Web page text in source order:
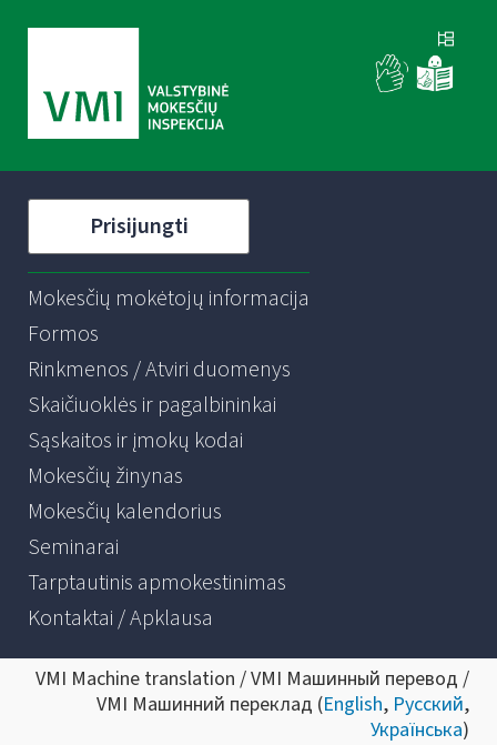
Prisijungti
Mokesčių mokėtojų informacija
Formos
Rinkmenos / Atviri duomenys
Skaičiuoklės ir pagalbininkai
Sąskaitos ir įmokų kodai
Mokesčių žinynas
Mokesčių kalendorius
Seminarai
Tarptautinis apmokestinimas
Kontaktai / Apklausa
VMI Machine translation / VMI Машинный перевод /
VMI Машинний переклад (English, Русский,
Українська)